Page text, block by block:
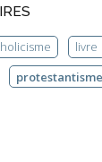
livre
protestantisme